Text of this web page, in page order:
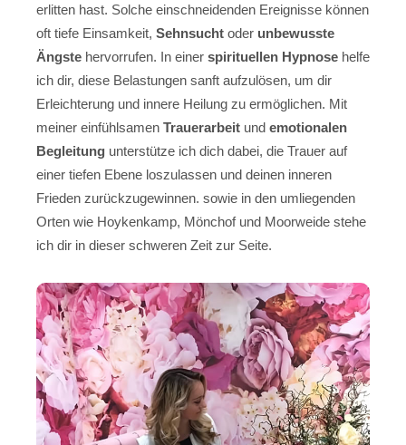
erlitten hast. Solche einschneidenden Ereignisse können
oft tiefe Einsamkeit, Sehnsucht oder unbewusste
Ängste hervorrufen. In einer spirituellen Hypnose helfe
ich dir, diese Belastungen sanft aufzulösen, um dir
Erleichterung und innere Heilung zu ermöglichen. Mit
meiner einfühlsamen Trauerarbeit und emotionalen
Begleitung unterstütze ich dich dabei, die Trauer auf
einer tiefen Ebene loszulassen und deinen inneren
Frieden zurückzugewinnen. sowie in den umliegenden
Orten wie Hoykenkamp, Mönchof und Moorweide stehe
ich dir in dieser schweren Zeit zur Seite.